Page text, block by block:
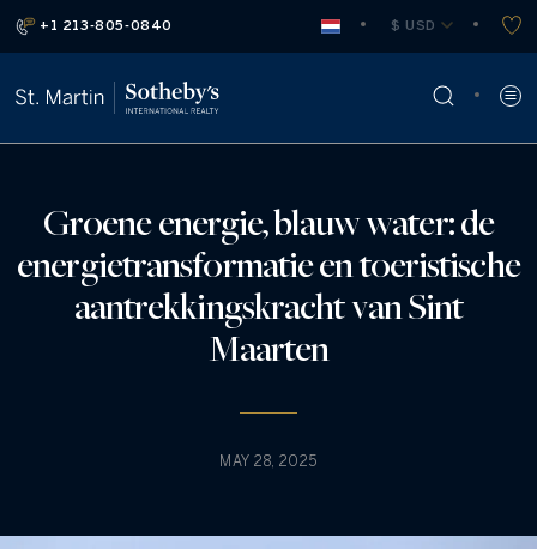
+1 213-805-0840 $ USD
Groene energie, blauw water: de
energietransformatie en toeristische
aantrekkingskracht van Sint
Maarten
MAY 28, 2025